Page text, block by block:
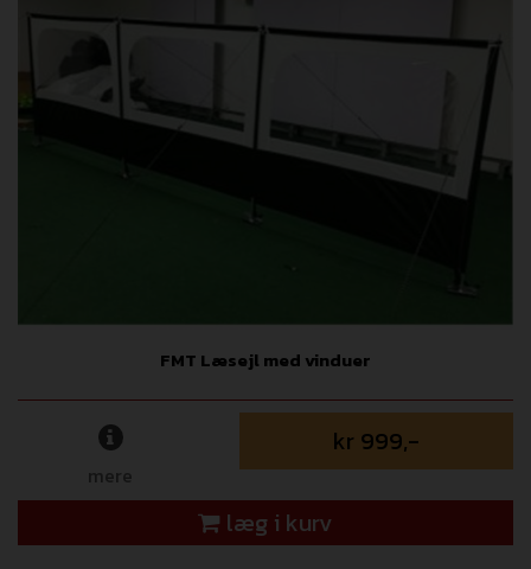
FMT Læsejl med vinduer
mere
kr 999,-
læg i kurv